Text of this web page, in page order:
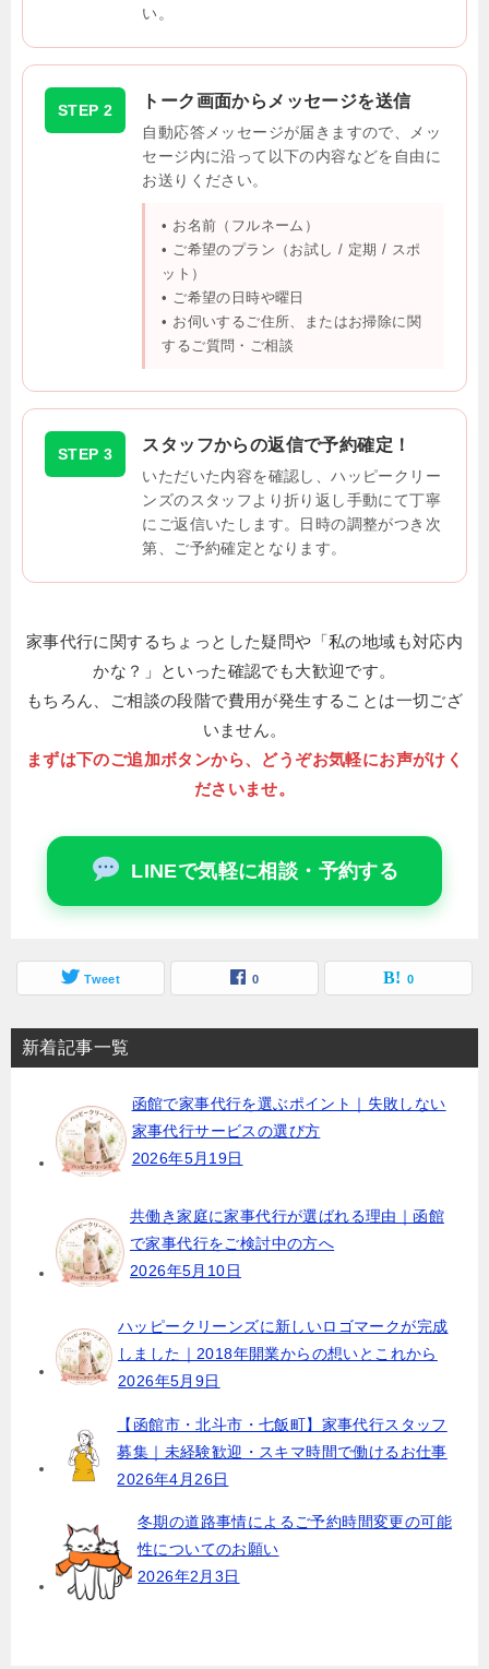
い。
STEP 2 トーク画面からメッセージを送信
自動応答メッセージが届きますので、メッ
セージ内に沿って以下の内容などを自由に
お送りください。
• お名前（フルネーム）
• ご希望のプラン（お試し / 定期 / スポ
ット）
• ご希望の日時や曜日
• お伺いするご住所、またはお掃除に関
するご質問・ご相談
STEP 3 スタッフからの返信で予約確定！
いただいた内容を確認し、ハッピークリー
ンズのスタッフより折り返し手動にて丁寧
にご返信いたします。日時の調整がつき次
第、ご予約確定となります。
家事代行に関するちょっとした疑問や「私の地域も対応内
かな？」といった確認でも大歓迎です。
もちろん、ご相談の段階で費用が発生することは一切ござ
いません。
まずは下のご追加ボタンから、どうぞお気軽にお声がけく
ださいませ。
LINEで気軽に相談・予約する
Tweet 0 0
新着記事一覧
函館で家事代行を選ぶポイント｜失敗しない
家事代行サービスの選び方
2026年5月19日
共働き家庭に家事代行が選ばれる理由｜函館
で家事代行をご検討中の方へ
2026年5月10日
ハッピークリーンズに新しいロゴマークが完成
しました｜2018年開業からの想いとこれから
2026年5月9日
【函館市・北斗市・七飯町】家事代行スタッフ
募集｜未経験歓迎・スキマ時間で働けるお仕事
2026年4月26日
冬期の道路事情によるご予約時間変更の可能
性についてのお願い
2026年2月3日